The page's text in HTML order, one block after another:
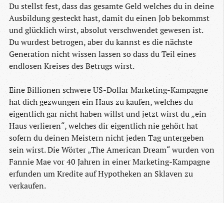
Du stellst fest, dass das gesamte Geld welches du in deine
Ausbildung gesteckt hast, damit du einen Job bekommst
und glücklich wirst, absolut verschwendet gewesen ist.
Du wurdest betrogen, aber du kannst es die nächste
Generation nicht wissen lassen so dass du Teil eines
endlosen Kreises des Betrugs wirst.
Eine Billionen schwere US-Dollar Marketing-Kampagne
hat dich gezwungen ein Haus zu kaufen, welches du
eigentlich gar nicht haben willst und jetzt wirst du „ein
Haus verlieren“, welches dir eigentlich nie gehört hat
sofern du deinen Meistern nicht jeden Tag untergeben
sein wirst. Die Wörter „The American Dream“ wurden von
Fannie Mae vor 40 Jahren in einer Marketing-Kampagne
erfunden um Kredite auf Hypotheken an Sklaven zu
verkaufen.